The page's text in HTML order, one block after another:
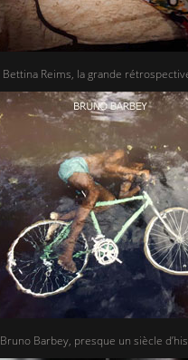
Bettina Reims, la grande
Bruno Barbey, presque un siècle